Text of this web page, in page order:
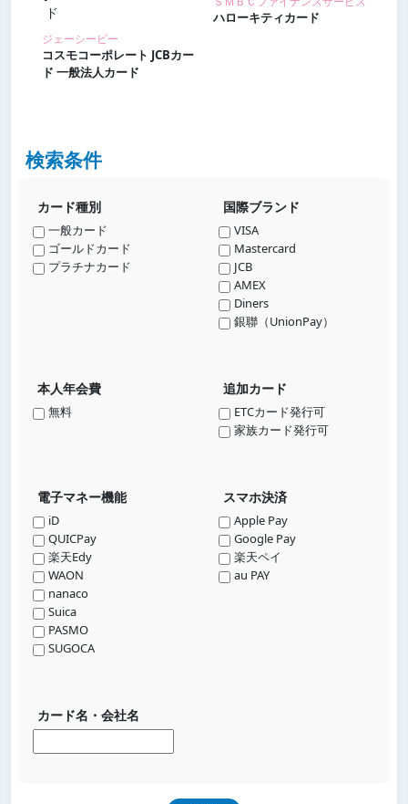
ジェーシービー
コスモコーポレート JCBカー
ド 一般法人カード
ハローキティカード
検索条件
カード種別
一般カード
ゴールドカード
プラチナカード
国際ブランド
VISA
Mastercard
JCB
AMEX
Diners
銀聯（UnionPay）
本人年会費
無料
追加カード
ETCカード発行可
家族カード発行可
電子マネー機能
iD
QUICPay
楽天Edy
WAON
nanaco
Suica
PASMO
SUGOCA
スマホ決済
Apple Pay
Google Pay
楽天ペイ
au PAY
カード名・会社名